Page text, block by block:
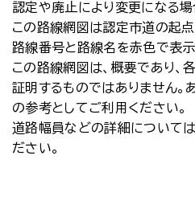
認定や廃止により変更になる場
この路線網図は認定市道の起点
路線番号と路線名を赤色で表示
この路線網図は、概要であり、
証明するものではありません。
の参考としてご利用ください。
道路幅員などの詳細について
ださい。